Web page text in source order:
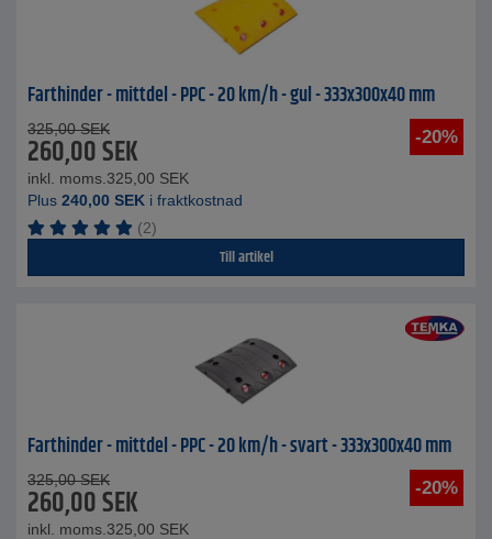
Farthinder - mittdel - PPC - 20 km/h - gul - 333x300x40 mm
-20%
325,00 SEK
260,00SEK
inkl. moms. 325,00 SEK
Plus 240,00 SEK i fraktkostnad
(2)
Till artikel
Farthinder - mittdel - PPC - 20 km/h - svart - 333x300x40 mm
-20%
325,00 SEK
260,00SEK
inkl. moms. 325,00 SEK